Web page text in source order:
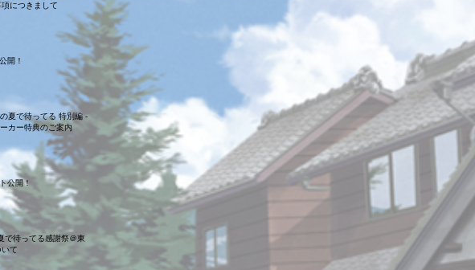
につきまして
開！
夏で待ってる 特別編 -
カー特典のご案内
公開！
待ってる感謝祭＠東
て